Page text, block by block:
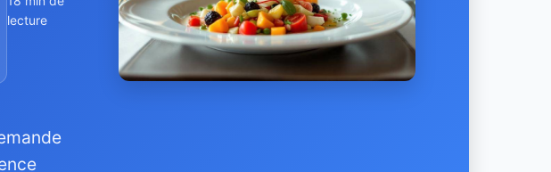
lecture